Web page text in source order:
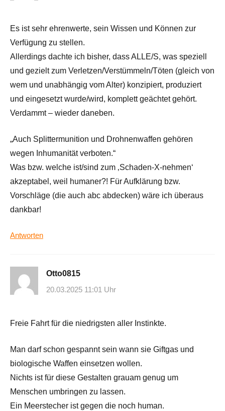
Es ist sehr ehrenwerte, sein Wissen und Können zur
Verfügung zu stellen.
Allerdings dachte ich bisher, dass ALLE/S, was speziell
und gezielt zum Verletzen/Verstümmeln/Töten (gleich von
wem und unabhängig vom Alter) konzipiert, produziert
und eingesetzt wurde/wird, komplett geächtet gehört.
Verdammt – wieder daneben.
„Auch Splittermunition und Drohnenwaffen gehören
wegen Inhumanität verboten.“
Was bzw. welche ist/sind zum ‚Schaden-X-nehmen‘
akzeptabel, weil humaner?! Für Aufklärung bzw.
Vorschläge (die auch abc abdecken) wäre ich überaus
dankbar!
Antworten
Otto0815
20.03.2025 11:01 Uhr
Freie Fahrt für die niedrigsten aller Instinkte.
Man darf schon gespannt sein wann sie Giftgas und
biologische Waffen einsetzen wollen.
Nichts ist für diese Gestalten grauam genug um
Menschen umbringen zu lassen.
Ein Meerstecher ist gegen die noch human.